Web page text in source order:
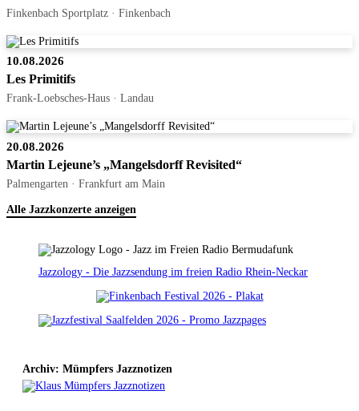
Finkenbach Sportplatz · Finkenbach
10.08.2026
Les Primitifs
Frank-Loebsches-Haus · Landau
20.08.2026
Martin Lejeune’s „Mangelsdorff Revisited“
Palmengarten · Frankfurt am Main
Alle Jazzkonzerte anzeigen
Jazzology - Die Jazzsendung im freien Radio Rhein-Neckar
Archiv: Mümpfers Jazznotizen